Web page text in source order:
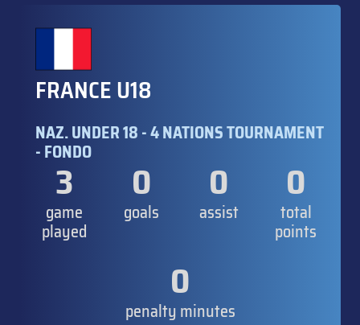
FRANCE U18
NAZ. UNDER 18 - 4 NATIONS TOURNAMENT
- FONDO
3
game
played
0
goals
0
assist
0
total
points
0
penalty minutes